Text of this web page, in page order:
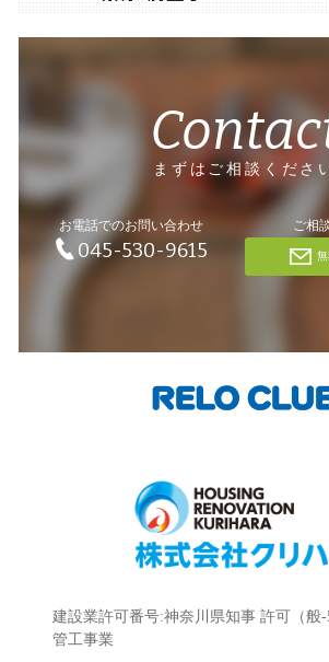
まずはご相談くださ
お電話でのお問い合わせ
045-530-9615
ご相
建設業許可番号:神奈川県知事 許可（般-
管工事業